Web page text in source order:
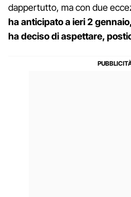
dappertutto, ma con due
ha anticipato a ieri 2
ha deciso di aspettare,